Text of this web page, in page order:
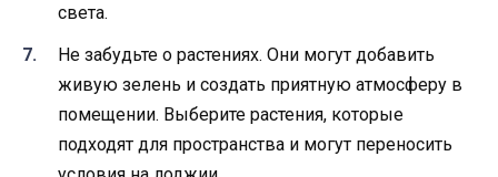
света.
Не забудьте о растениях. Они могут добавить
живую зелень и создать приятную атмосферу в
помещении. Выберите растения, которые
подходят для пространства и могут переносить